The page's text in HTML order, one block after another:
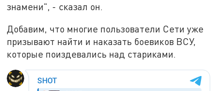
знамени", - сказал он.
Добавим, что многие пользователи Сети уже
призывают найти и наказать боевиков ВСУ,
которые поиздевались над стариками.